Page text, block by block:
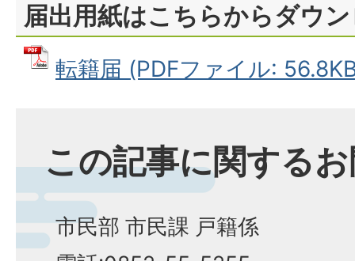
届出用紙はこちらからダウ
転籍届 (PDFファイル:
この記事に関する
市民部 市民課 戸籍係